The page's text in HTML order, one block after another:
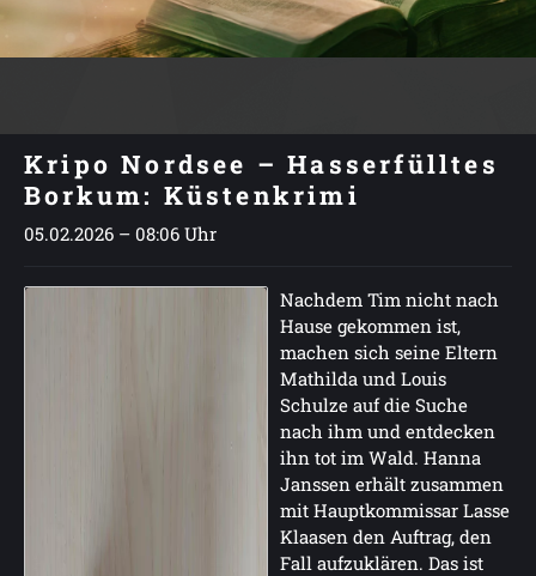
Kripo Nordsee – Hasserfülltes
Borkum: Küstenkrimi
05.02.2026 – 08:06 Uhr
Nachdem Tim nicht nach
Hause gekommen ist,
machen sich seine Eltern
Mathilda und Louis
Schulze auf die Suche
nach ihm und entdecken
ihn tot im Wald. Hanna
Janssen erhält zusammen
mit Hauptkommissar Lasse
Klaasen den Auftrag, den
Fall aufzuklären. Das ist